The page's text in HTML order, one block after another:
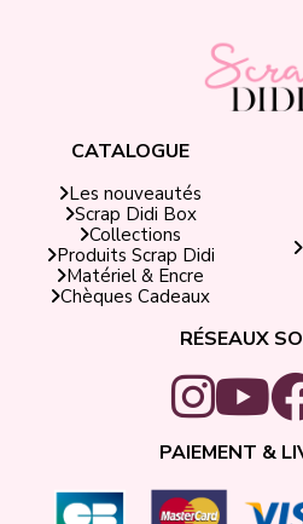
CATALOGUE
Les nouveautés
Scrap Didi Box
Collections
Produits Scrap Didi
Matériel & Encre
Chèques Cadeaux
RÉSEAUX
PAIEMENT &